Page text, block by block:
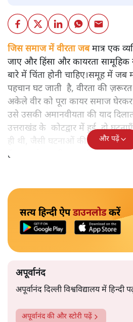
जिस समाज में वीरता जबमात्र एक
जाए और हिंसा और कायरता
बारे में चिंता होनी चाहिए।समूह में जब
पहचान घट जाती है, वीरता की
अकेले वीर को पूरा कायर समाज घेरकर
उसे उसकी अमानवीयता की याद
उत्तराखंड के कोटद्वार में हुई दो
ही थी, जैसी घटनाओं की खबर हम
हैं।भारत के तक़रीबन हर हिस्से से ऐसी
और पढ़ें
सत्य हिन्दी ऐपडाउनलोडकरें
अपूर्वानंद
अपूर्वानंद दिल्ली विश्वविद्यालय में हिन्दी
अपूर्वानंदकी और स्टोरी पढ़ें